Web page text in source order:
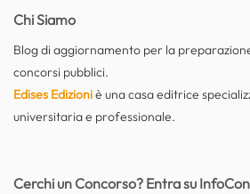
Chi Siamo
Blog di aggiornamento per la
concorsi pubblici.
Edises Edizioniè una casa editrice
universitaria e professionale.
Cerchi un Concorso? Entra su